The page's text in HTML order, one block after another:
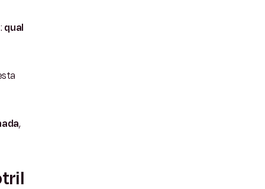
qual
,